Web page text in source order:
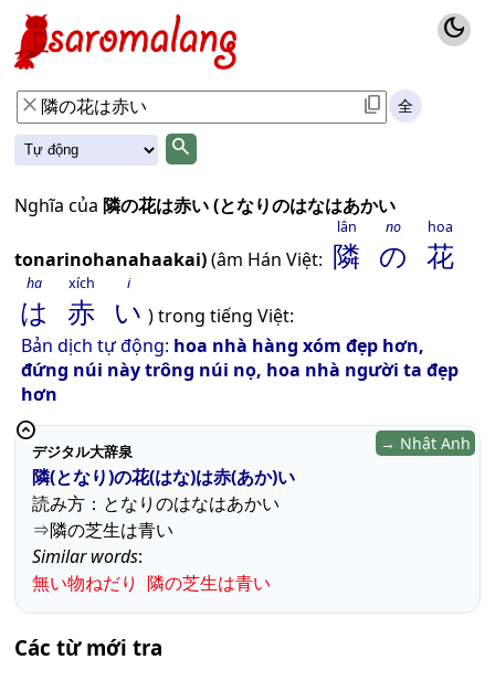
dark_mode
全
search
content_copy
clear
Nghĩa của 隣の花は赤い (となりのはなはあかい
tonarinohanahaakai)(âm Hán Việt: 隣
lân
の
no
花
hoa
は
ha
赤
xích
い
i
) trong tiếng Việt:
Bản dịch tự động: hoa nhà hàng xóm đẹp hơn,
đứng núi này trông núi nọ, hoa nhà người ta đẹp
hơn
→ Nhật Anh
expand_circle_up
デジタル大辞泉
隣(となり)の花(はな)は赤(あか)い
読み方：となりのはなはあかい
⇒隣の芝生は青い
Similar words:
無い物ねだり 隣の芝生は青い
Các từ mới tra